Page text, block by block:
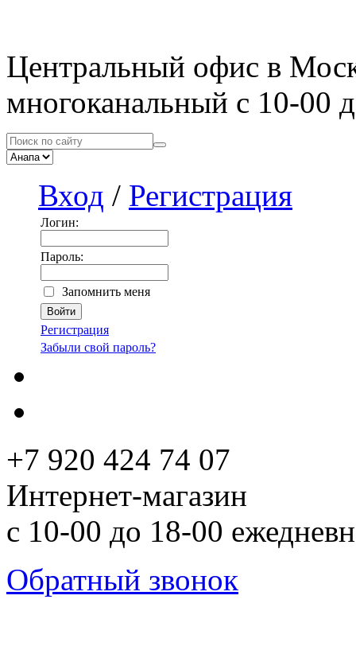
Центральный офис в
многоканальный с 10-00
Вход / Регистрация
Логин:
Пароль:
Запомнить меня
Регистрация
Забыли свой пароль?
+7 920 424 74 07
Интернет-магазин
с 10-00 до 18-00
Обратный звонок